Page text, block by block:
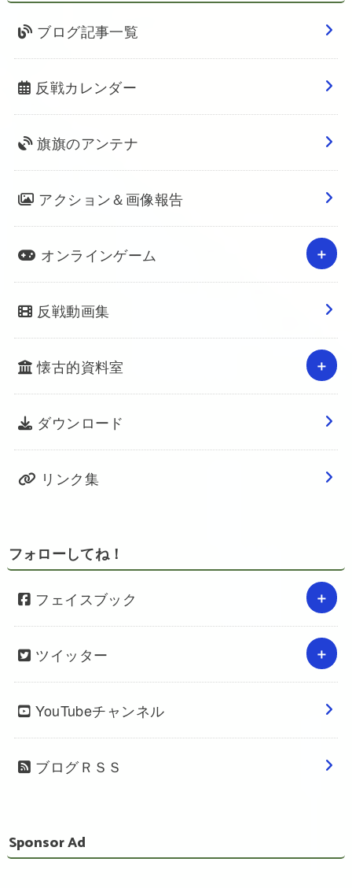
ブログ記事一覧
反戦カレンダー
旗旗のアンテナ
アクション＆画像報告
オンラインゲーム
反戦動画集
懐古的資料室
ダウンロード
リンク集
フォローしてね！
フェイスブック
ツイッター
YouTubeチャンネル
ブログＲＳＳ
Sponsor Ad